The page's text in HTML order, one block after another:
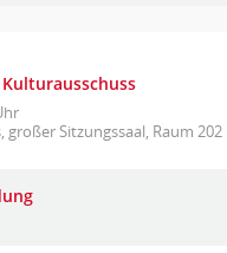
großer Sitzungssaal, Raum 202